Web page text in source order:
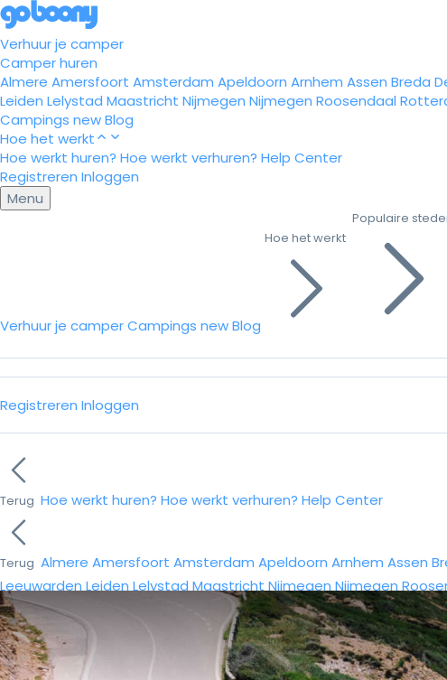
Verhuur je camper
Camper huren
Almere Amersfoort Amsterdam Apeldoorn Arnhem Assen Breda
Leiden Lelystad Maastricht Nijmegen Nijmegen Roosendaal
Campings newBlog
Hoe het werkt
Hoe werkt huren? Hoe werkt verhuren? Help Center
Registreren Inloggen
Menu
Verhuur je camperCampings newBlog
Hoe het werkt
Populaire
Registreren Inloggen
Terug Hoe werkt huren? Hoe werkt verhuren? Help Center
Terug Almere Amersfoort Amsterdam Apeldoorn Arnhem Assen
Leeuwarden Leiden Lelystad Maastricht Nijmegen Nijmegen